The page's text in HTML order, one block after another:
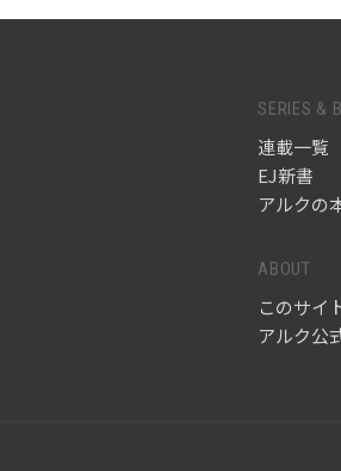
SERIES &
連載一覧
EJ新書
アルクの
ABOUT
このサイ
アルク公